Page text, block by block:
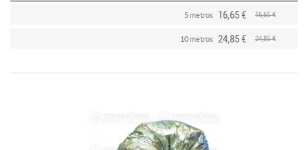
5 metros 16,65 € 16,65 €
10 metros 24,85 € 24,85 €